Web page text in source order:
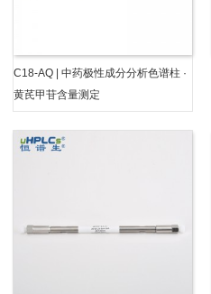
C18-AQ | 中药极性成分分析色谱柱 ·
黄芪甲苷含量测定